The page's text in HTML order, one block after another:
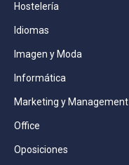
Hostelería
Idiomas
Imagen y Moda
Informática
Marketing y Management
Office
Oposiciones